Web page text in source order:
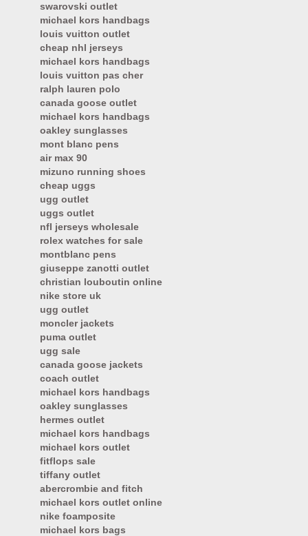
swarovski outlet
michael kors handbags
louis vuitton outlet
cheap nhl jerseys
michael kors handbags
louis vuitton pas cher
ralph lauren polo
canada goose outlet
michael kors handbags
oakley sunglasses
mont blanc pens
air max 90
mizuno running shoes
cheap uggs
ugg outlet
uggs outlet
nfl jerseys wholesale
rolex watches for sale
montblanc pens
giuseppe zanotti outlet
christian louboutin online
nike store uk
ugg outlet
moncler jackets
puma outlet
ugg sale
canada goose jackets
coach outlet
michael kors handbags
oakley sunglasses
hermes outlet
michael kors handbags
michael kors outlet
fitflops sale
tiffany outlet
abercrombie and fitch
michael kors outlet online
nike foamposite
michael kors bags